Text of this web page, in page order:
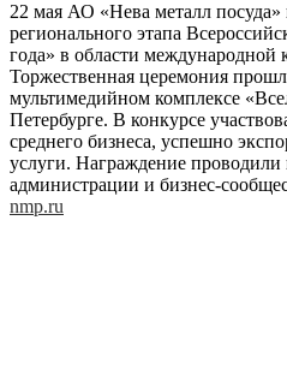
22 мая АО «Нева металл
регионального этапа
года» в области международной
Торжественная церемония
мультимедийном комплексе
Петербурге. В конкурсе
среднего бизнеса, успешно
услуги. Награждение проводили
администрации и бизнес-
nmp.ru